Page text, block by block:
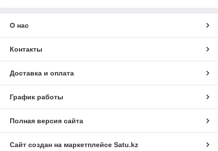
О нас
Контакты
Доставка и оплата
График работы
Полная версия сайта
Сайт создан на маркетплейсе Satu.kz